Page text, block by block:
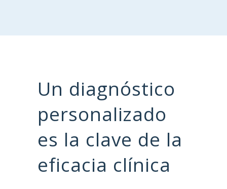
Un diagnóstico
personalizado
es la clave de la
eficacia clínica